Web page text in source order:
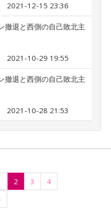
2021-12-15 23:36
撤退と西側の自己敗北主
2021-10-29 19:55
撤退と西側の自己敗北主
2021-10-28 21:53
2 3
4